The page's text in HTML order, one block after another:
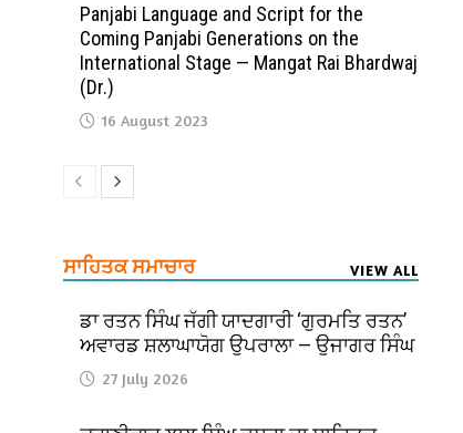
Panjabi Language and Script for the
Coming Panjabi Generations on the
International Stage — Mangat Rai Bhardwaj
(Dr.)
16 August 2023
ਸਾਹਿਤਕ ਸਮਾਚਾਰ VIEW ALL
ਡਾ ਰਤਨ ਸਿੰਘ ਜੱਗੀ ਯਾਦਗਾਰੀ ‘ਗੁਰਮਤਿ ਰਤਨ’
ਅਵਾਰਡ ਸ਼ਲਾਘਾਯੋਗ ਉਪਰਾਲਾ — ਉਜਾਗਰ ਸਿੰਘ
27 July 2026